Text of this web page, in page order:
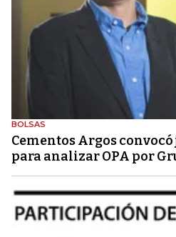
BOLSAS
Cementos Argos
para analizar OPA por